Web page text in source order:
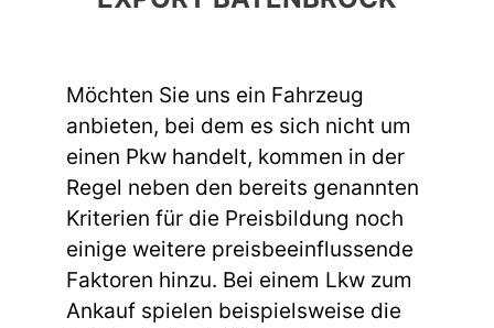
Möchten Sie uns ein Fahrzeug
anbieten, bei dem es sich nicht um
einen Pkw handelt, kommen in der
Regel neben den bereits genannten
Kriterien für die Preisbildung noch
einige weitere preisbeeinflussende
Faktoren hinzu. Bei einem Lkw zum
Ankauf spielen beispielsweise die